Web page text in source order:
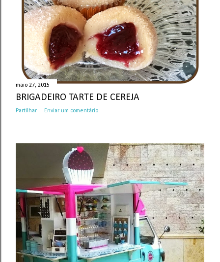
maio 27, 2015
BRIGADEIRO TARTE DE CEREJA
Partilhar Enviar um comentário